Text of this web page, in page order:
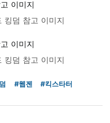
킹덤 참고 이미지
킹덤 참고 이미지
#웹젠 #킥스타터